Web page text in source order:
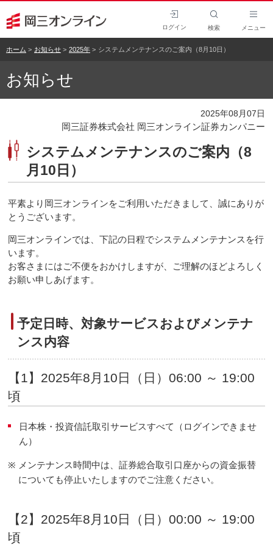
ログイン 検索 メニュー
ホーム お知らせ 2025年 システムメンテナンスのご案内（8月10日）
お知らせ
2025年08月07日
岡三証券株式会社 岡三オンライン証券カンパニー
システムメンテナンスのご案内（8
月10日）
平素より岡三オンラインをご利用いただきまして、誠にありが
とうございます。
岡三オンラインでは、下記の日程でシステムメンテナンスを行
います。
お客さまにはご不便をおかけしますが、ご理解のほどよろしく
お願い申しあげます。
予定日時、対象サービスおよびメンテナ
ンス内容
【1】2025年8月10日（日）06:00 ～ 19:00
頃
日本株・投資信託取引サービスすべて（ログインできませ
ん）
※ メンテナンス時間中は、証券総合取引口座からの資金振替
についても停止いたしますのでご注意ください。
【2】2025年8月10日（日）00:00 ～ 19:00
頃